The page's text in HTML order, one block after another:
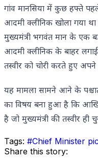
गांव मानसिया में कुछ हफ्ते
आदमी क्लीनिक खोला गया
मुख्यमंत्री भगवंत मान के एक
आदमी क्लीनिक के बाहर लगाई
तस्वीर को चोरी करते हुए
यह मामला सामने आने के
का विषय बना हुआ है कि
है जो मुख्यमंत्री की तस्वीर ही
Tags: #Chief Minister
Share this story: